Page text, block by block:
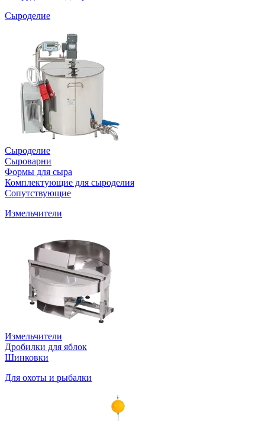
Сыроделие
Сыроделие
Сыроварни
Формы для сыра
Комплектующие для сыроделия
Сопутствующие
Измельчители
Измельчители
Дробилки для яблок
Шинковки
Для охоты и рыбалки